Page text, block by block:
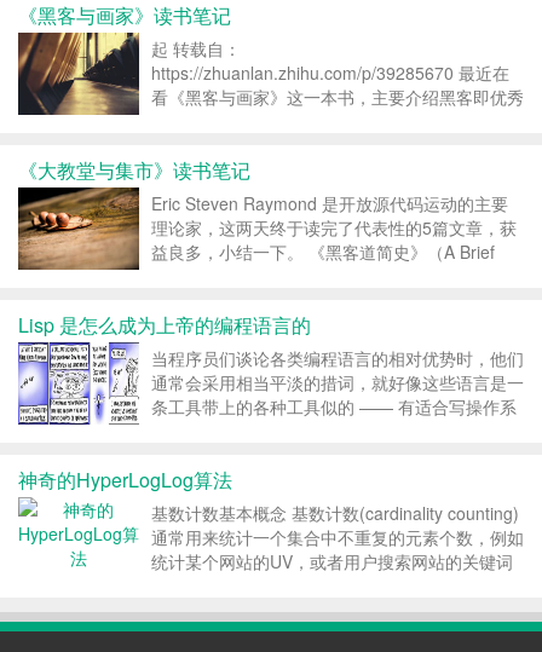
不一定全部适合，这些解决方案仅供你参考，或许
对你有...
《黑客与画家》读书笔记
起 转载自：
https://zhuanlan.zhihu.com/p/39285670 最近在
看《黑客与画家》这一本书，主要介绍黑客即优秀
机时代感兴趣的人的一些话题，本文用于记录读书
过程中的...
《大教堂与集市》读书笔记
Eric Steven Raymond 是开放源代码运动的主要
理论家，这两天终于读完了代表性的5篇文章，获
益良多，小结一下。 《黑客道简史》（A Brief
《...
Lisp 是怎么成为上帝的编程语言的
当程序员们谈论各类编程语言的相对优势时，他们
通常会采用相当平淡的措词，就好像这些语言是一
条工具带上的各种工具似的 —— 有适合写操作系
同。不声明特定用途就声称某门语言比其他语言更
优秀只能导致侮...
神奇的HyperLogLog算法
基数计数基本概念 基数计数(cardinality counting)
通常用来统计一个集合中不重复的元素个数，例如
统计某个网站的UV，或者用户搜索网站的关键词
会涉及到基数计数的需求。 要实现基数计数，最
简单的做法是记录集合中所有不重复的...